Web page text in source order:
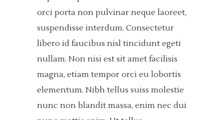
orci porta non pulvinar neque laoreet,
suspendisse interdum. Consectetur
libero id faucibus nisl tincidunt egeti
nullam. Non nisi est sit amet facilisis
magna, etiam tempor orci eu lobortis
elementum. Nibh tellus suiss molestie
nunc non blandit massa, enim nec dui